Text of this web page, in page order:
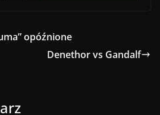
opóźnione
Denethor vs Gandalf